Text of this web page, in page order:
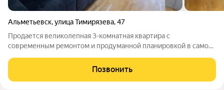
Альметьевск,улица Тимирязева,47
Продается великолепная 3-комнатная квартира с
современным ремонтом и продуманной планировкой в самом
спокойном районе, всего в нескольких шагах от живописного
городского парка. Квартира
Позвонить